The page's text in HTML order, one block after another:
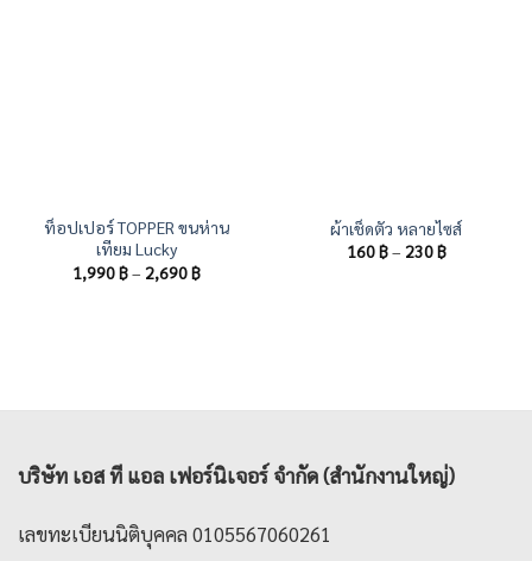
ท็อปเปอร์ TOPPER ขนห่าน
เทียม Lucky
1,990฿– 2,690฿Price
ผ้าเช็ดตัว หลายไซส์
160฿– 230฿Price
บริษัท เอส ที แอล เฟอร์นิเจอร์ จำกัด (สำนักงานใหญ่)
เลขทะเบียนนิติบุคคล 0105567060261